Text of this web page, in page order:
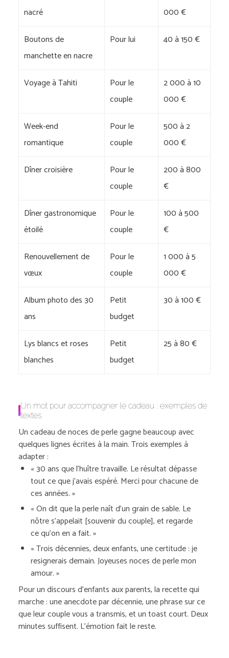
nacré
000 €
Boutons de
manchette en nacre
Pour lui 40 à 150 €
Voyage à Tahiti
Pour le
couple
2 000 à 10
000 €
Week-end
romantique
Pour le
couple
500 à 2
000 €
Dîner croisière
Pour le
couple
200 à 800
€
Dîner gastronomique
étoilé
Pour le
couple
100 à 500
€
Renouvellement de
vœux
Pour le
couple
1 000 à 5
000 €
Album photo des 30
ans
Petit
budget
30 à 100 €
Lys blancs et roses
blanches
Petit
budget
25 à 80 €
Un mot pour accompagner le cadeau : exemples de
textes
Un cadeau de noces de perle gagne beaucoup avec
quelques lignes écrites à la main. Trois exemples à
adapter :
« 30 ans que l’huître travaille. Le résultat dépasse
tout ce que j’avais espéré. Merci pour chacune de
ces années. »
« On dit que la perle naît d’un grain de sable. Le
nôtre s’appelait [souvenir du couple], et regarde
ce qu’on en a fait. »
« Trois décennies, deux enfants, une certitude : je
resignerais demain. Joyeuses noces de perle mon
amour. »
Pour un discours d’enfants aux parents, la recette qui
marche : une anecdote par décennie, une phrase sur ce
que leur couple vous a transmis, et un toast court. Deux
minutes suffisent. L’émotion fait le reste.